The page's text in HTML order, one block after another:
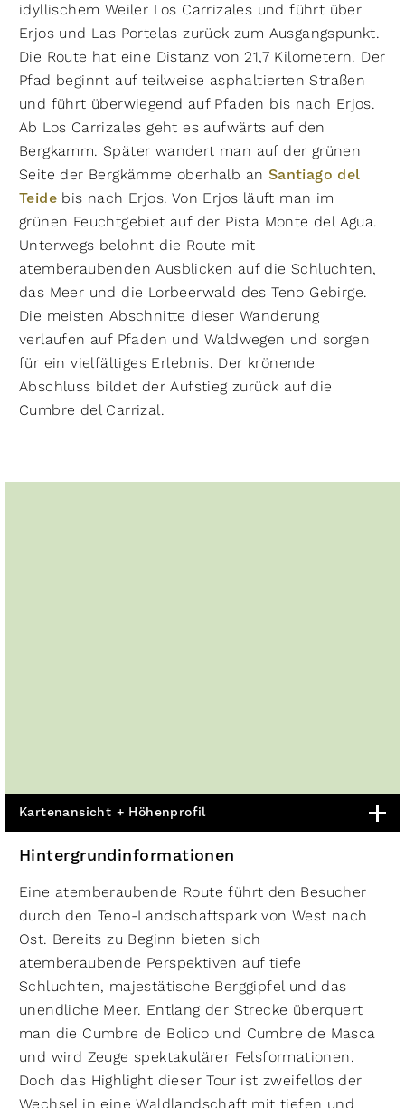
idyllischem Weiler Los Carrizales und führt über
Erjos und Las Portelas zurück zum Ausgangspunkt.
Die Route hat eine Distanz von 21,7 Kilometern. Der
Pfad beginnt auf teilweise asphaltierten Straßen
und führt überwiegend auf Pfaden bis nach Erjos.
Ab Los Carrizales geht es aufwärts auf den
Bergkamm. Später wandert man auf der grünen
Seite der Bergkämme oberhalb an Santiago del
Teide bis nach Erjos. Von Erjos läuft man im
grünen Feuchtgebiet auf der Pista Monte del Agua.
Unterwegs belohnt die Route mit
atemberaubenden Ausblicken auf die Schluchten,
das Meer und die Lorbeerwald des Teno Gebirge.
Die meisten Abschnitte dieser Wanderung
verlaufen auf Pfaden und Waldwegen und sorgen
für ein vielfältiges Erlebnis. Der krönende
Abschluss bildet der Aufstieg zurück auf die
Cumbre del Carrizal.
Kartenansicht + Höhenprofil
Hintergrundinformationen
Eine atemberaubende Route führt den Besucher
durch den Teno-Landschaftspark von West nach
Ost. Bereits zu Beginn bieten sich
atemberaubende Perspektiven auf tiefe
Schluchten, majestätische Berggipfel und das
unendliche Meer. Entlang der Strecke überquert
man die Cumbre de Bolico und Cumbre de Masca
und wird Zeuge spektakulärer Felsformationen.
Doch das Highlight dieser Tour ist zweifellos der
Wechsel in eine Waldlandschaft mit tiefen und